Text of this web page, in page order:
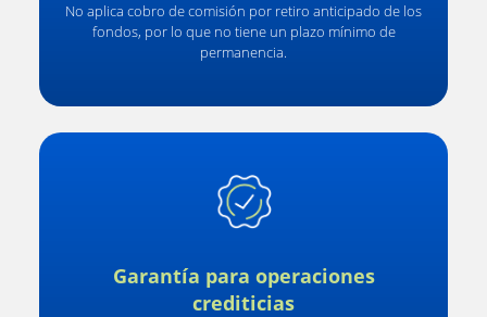
No aplica cobro de comisión por retiro anticipado de los
fondos, por lo que no tiene un plazo mínimo de
permanencia.
Garantía para operaciones
crediticias